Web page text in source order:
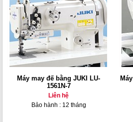
Máy may đế bằng JUKI LU-
1561N-7
Liên hệ
Bảo hành : 12 tháng